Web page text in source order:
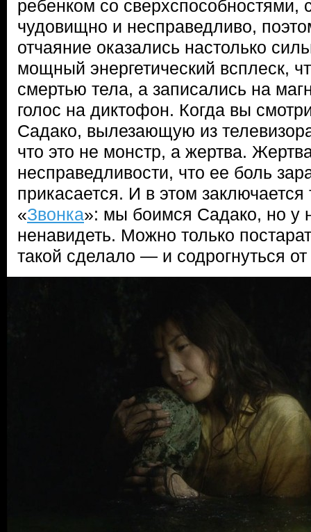
ребенком со сверхспособностями,
чудовищно и несправедливо,
отчаяние оказались настолько
мощный энергетический всплеск,
смертью тела, а записались на
голос на диктофон. Когда вы
Садако, вылезающую из
что это не монстр, а жертва.
несправедливости, что ее боль
прикасается. И в этом заключается
«Звонка»: мы боимся Садако, но у
ненавидеть. Можно только
такой сделало — и содрогнуться